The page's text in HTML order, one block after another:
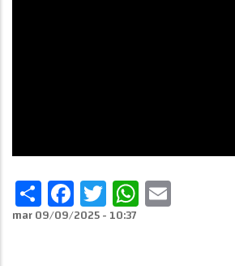
ShareFacebook
TwitterWhatsApp
mar 09/09/2025 - 10:37